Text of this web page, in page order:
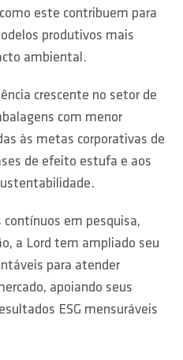
este contribuem para
produtivos mais
ambiental.
crescente no setor de
com menor
às metas corporativas de
de efeito estufa e aos
em pesquisa,
a Lord tem ampliado seu
para atender
apoiando seus
ESG mensuráveis